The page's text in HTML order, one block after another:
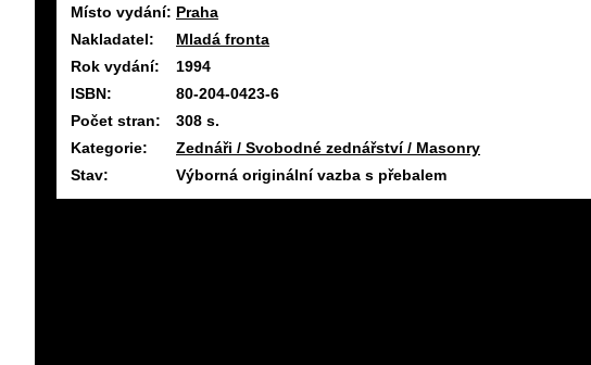
Místo vydání: Praha
Nakladatel:
Mladá fronta
Rok vydání:
1994
ISBN:
80-204-0423-6
Počet stran:
308 s.
Kategorie:
Zednáři / Svobodné zednářství / Masonry
Stav:
Výborná originální vazba s přebalem